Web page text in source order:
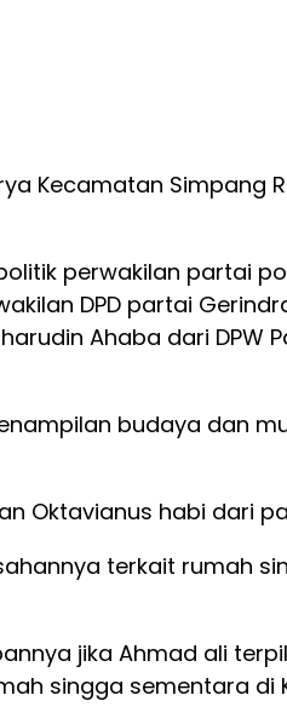
Kecamatan Simpang
perwakilan partai
DPD partai
Ahaba dari DPW
budaya dan
Oktavianus habi dari
terkait rumah
jika Ahmad ali
singga sementara di